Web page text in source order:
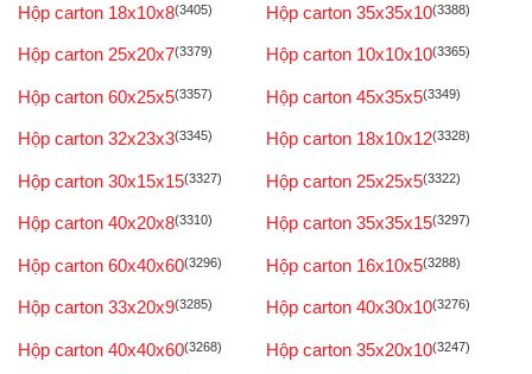
Hộp carton 18x10x8(3405) Hộp carton 35x35x10(3388)
Hộp carton 25x20x7(3379) Hộp carton 10x10x10(3365)
Hộp carton 60x25x5(3357) Hộp carton 45x35x5(3349)
Hộp carton 32x23x3(3345) Hộp carton 18x10x12(3328)
Hộp carton 30x15x15(3327) Hộp carton 25x25x5(3322)
Hộp carton 40x20x8(3310) Hộp carton 35x35x15(3297)
Hộp carton 60x40x60(3296) Hộp carton 16x10x5(3288)
Hộp carton 33x20x9(3285) Hộp carton 40x30x10(3276)
Hộp carton 40x40x60(3268) Hộp carton 35x20x10(3247)